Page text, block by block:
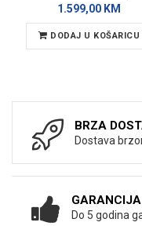
1.599,00 KM
DODAJ U KOŠARICU
BRZA
Dostava
Do 5 godina